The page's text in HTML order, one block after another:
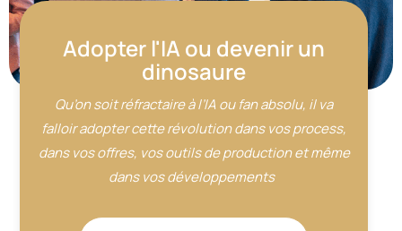
Adopter l'IA ou devenir un
dinosaure
Qu’on soit réfractaire à l’IA ou fan absolu, il va
falloir adopter cette révolution dans vos process,
dans vos offres, vos outils de production et même
dans vos développements